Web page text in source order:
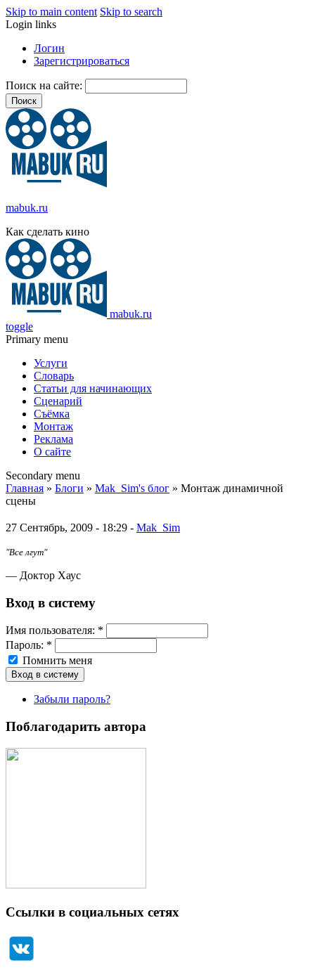
Skip to main content Skip to search
Login links
Логин
Зарегистрироваться
Поиск на сайте:
mabuk.ru
Как сделать кино
mabuk.ru
toggle
Primary menu
Услуги
Словарь
Статьи для начинающих
Сценарий
Съёмка
Монтаж
Реклама
О сайте
Secondary menu
Главная » Блоги » Mak_Sim's блог » Монтаж динамичной
сцены
27 Сентябрь, 2009 - 18:29 - Mak_Sim
"Все лгут"
— Доктор Хаус
Вход в систему
Имя пoльзовaтeля: *
Пароль: *
Помнить меня
Забыли пароль?
Поблагодарить автора
Ссылки в социальных сетях